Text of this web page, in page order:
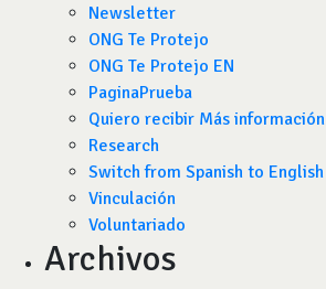
Newsletter
ONG Te Protejo
ONG Te Protejo EN
PaginaPrueba
Quiero recibir Más información
Research
Switch from Spanish to English
Vinculación
Voluntariado
Archivos